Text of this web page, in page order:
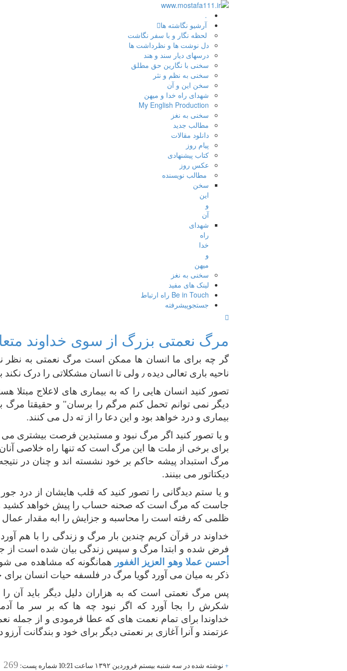
.
آرشیو نگاشته ها
لحظه نگار و با سفر نگاشت
دل نوشت ها و نظرداشت ها
درسهای دیار سند و هند
سخنی با نگارین حق مطلق
سخنی به نظم و نثر
سخن این و آن
شهدای راه خدا و میهن
My English Production
سخنی به نغز
مطالب جدید
دانلود مقالات
پیام روز
کتاب پیشنهادی
عکس روز
مطالب نویسنده
سخن
این
و
آن
شهدای
راه
خدا
و
میهن
سخنی به نغز
لینک های مفید
Be in Touch راه ارتباط
جستجوپیشرفته
مرگ نعمتی بزرگ از سوی خداوند
گر چه برای ما انسان ها ممکن است مرگ نعمتی به نظر
ناحیه باری تعالی دیده ٫ ولی تا انسان مشکلاتی را درک
تصور کنید انسان هایی را که به بیماری های لاعلاج مبتلا
دیگر نمی توانم تحمل کنم مرگم را برسان" و حقیقتا
بیماری و درد خواهد بود و این دعا را از ته دل می کنند.
و یا تصور کنید اگر مرگ نبود و مستبدین فرصت بیشتری می
برای برخی از ملت ها این مرگ است که تنها راه خلاصی
مرگ استبداد پیشه حاکم بر خود نشسته اند و چنان در
دیکتاتور می بینند.
و یا ستم دیدگانی را تصور کنید که قلب هایشان از درد
جاست که مرگ است که صحنه حساب را پیش خواهد کشید و
ظلمی که رفته است را محاسبه و جزایش را ابه مقدار عمال
خداوند در قرآن کریم چندین بار مرگ و زندگی را با هم
فرض شده و ابتدا مرگ و سپس زندگی بیان شده است از
أحسن عملا وهو العزيز الغفور همانگونه که مشاهده می
ذکر به میان می آورد گویا مرگ در فلسفه حیات انسان برای
پس مرگ نعمتی است که به هزاران دلیل دیگر باید آن
شکرش را بجا آورد که اگر نبود چه ها که بر سر ما
خداوندا برای تمام نعمت های که عطا فرمودی و از جمله
عزتمند و آنرا آغازی بر نعمتی دیگر برای خود و بندگانت آرزو
+ نوشته شده در سه شنبه بیستم فروردین ۱۳۹۲ ساعت 10:21 شماره پست: 269